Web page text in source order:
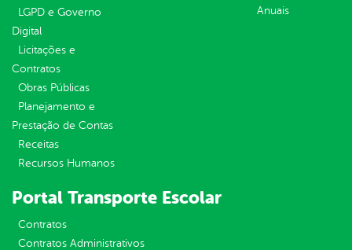
LGPD e Governo
Digital
Licitações e
Contratos
Obras Públicas
Planejamento e
Prestação de Contas
Receitas
Recursos Humanos
Anuais
Portal Transporte Escolar
Contratos
Contratos Administrativos